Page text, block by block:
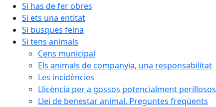
Si has de fer obres
Si ets una entitat
Si busques feina
Si tens animals
Cens municipal
Els animals de companyia, una responsabilitat
Les incidències
Llicència per a gossos potencialment perillosos
Llei de benestar animal. Preguntes freqüents